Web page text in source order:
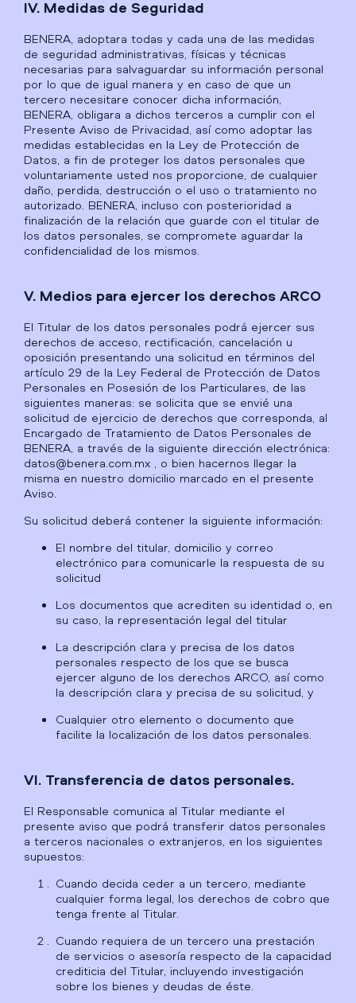
IV. Medidas de Seguridad
BENERA, adoptara todas y cada una de las medidas
de seguridad administrativas, físicas y técnicas
necesarias para salvaguardar su información personal
por lo que de igual manera y en caso de que un
tercero necesitare conocer dicha información,
BENERA, obligara a dichos terceros a cumplir con el
Presente Aviso de Privacidad, así como adoptar las
medidas establecidas en la Ley de Protección de
Datos, a fin de proteger los datos personales que
voluntariamente usted nos proporcione, de cualquier
daño, perdida, destrucción o el uso o tratamiento no
autorizado. BENERA, incluso con posterioridad a
finalización de la relación que guarde con el titular de
los datos personales, se compromete aguardar la
confidencialidad de los mismos.
V. Medios para ejercer los derechos ARCO
El Titular de los datos personales podrá ejercer sus
derechos de acceso, rectificación, cancelación u
oposición presentando una solicitud en términos del
artículo 29 de la Ley Federal de Protección de Datos
Personales en Posesión de los Particulares, de las
siguientes maneras: se solicita que se envié una
solicitud de ejercicio de derechos que corresponda, al
Encargado de Tratamiento de Datos Personales de
BENERA, a través de la siguiente dirección electrónica:
datos@benera.com.mx , o bien hacernos llegar la
misma en nuestro domicilio marcado en el presente
Aviso.
Su solicitud deberá contener la siguiente información:
El nombre del titular, domicilio y correo
electrónico para comunicarle la respuesta de su
solicitud
Los documentos que acrediten su identidad o, en
su caso, la representación legal del titular
La descripción clara y precisa de los datos
personales respecto de los que se busca
ejercer alguno de los derechos ARCO, así como
la descripción clara y precisa de su solicitud, y
Cualquier otro elemento o documento que
facilite la localización de los datos personales.
VI. Transferencia de datos personales.
El Responsable comunica al Titular mediante el
presente aviso que podrá transferir datos personales
a terceros nacionales o extranjeros, en los siguientes
supuestos:
Cuando decida ceder a un tercero, mediante
cualquier forma legal, los derechos de cobro que
tenga frente al Titular.
Cuando requiera de un tercero una prestación
de servicios o asesoría respecto de la capacidad
crediticia del Titular, incluyendo investigación
sobre los bienes y deudas de éste.